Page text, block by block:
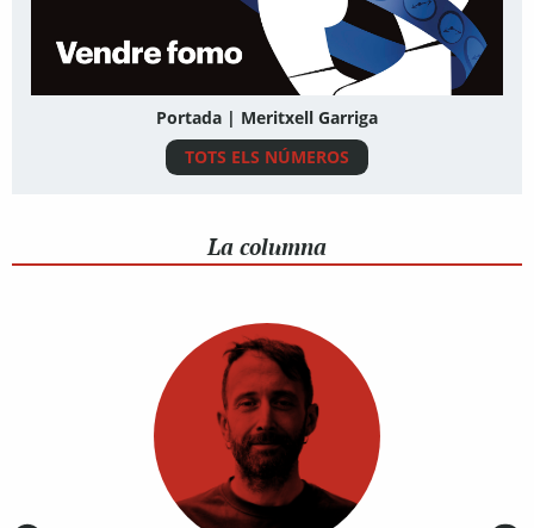
Portada | Meritxell Garriga
TOTS ELS NÚMEROS
La columna